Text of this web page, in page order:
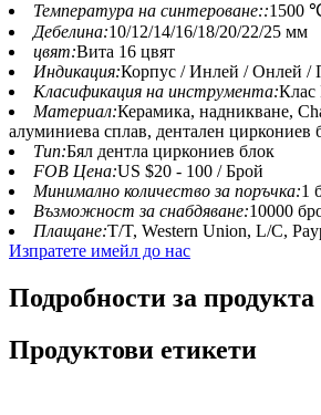
Температура на синтероване::1500
Дебелина:10/12/14/16/18/20/22/25 мм
цвят:Вита 16 цвят
Индикация:Корпус / Инлей / Онлей /
Класификация на инструмента:Клас
Материал:Керамика, надникване,
алуминиева сплав, дентален циркониев
Тип:Бял дентла циркониев блок
FOB Цена:US $20 - 100 / Брой
Минимално количество за поръчка:1
Възможност за снабдяване:10000
Плащане:T/T, Western Union, L/C,
Изпратете имейл до нас
Подробности за продукта
Продуктови етикети